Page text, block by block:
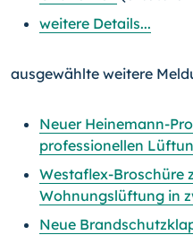
weitere Details...
ausgewählte weitere
Neuer Heinemann-
professionellen
Westaflex-Broschüre
Wohnungslüftung in
Neue